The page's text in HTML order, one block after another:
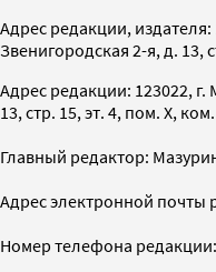
Адрес редакции, издателя:
Звенигородская 2-я, д. 13,
Адрес редакции: 123022, г.
13, стр. 15, эт. 4, пом. X, ком.
Главный редактор:
Адрес электронной почты
Номер телефона редакции: